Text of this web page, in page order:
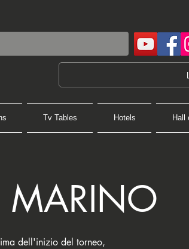
Tv Tables Hotels Hall
MARINO
dell'inizio del torneo,